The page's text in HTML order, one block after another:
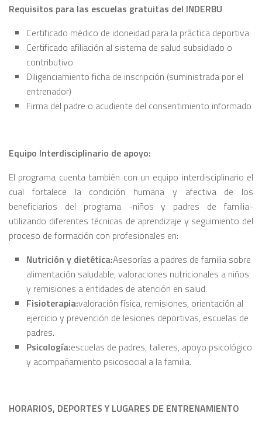
Requisitos para las escuelas gratuitas del INDERBU
Certificado médico de idoneidad para la práctica deportiva
Certificado afiliación al sistema de salud subsidiado o
contributivo
Diligenciamiento ficha de inscripción (suministrada por el
entrenador)
Firma del padre o acudiente del consentimiento informado
Equipo Interdisciplinario de apoyo:
El programa cuenta también con un equipo interdisciplinario el
cual fortalece la condición humana y afectiva de los
beneficiarios del programa -niños y padres de familia-
utilizando diferentes técnicas de aprendizaje y seguimiento del
proceso de formación con profesionales en:
Nutrición y dietética:Asesorías a padres de familia sobre
alimentación saludable, valoraciones nutricionales a niños
y remisiones a entidades de atención en salud.
Fisioterapia:valoración física, remisiones, orientación al
ejercicio y prevención de lesiones deportivas, escuelas de
padres.
Psicología:escuelas de padres, talleres, apoyo psicológico
y acompañamiento psicosocial a la familia.
HORARIOS, DEPORTES Y LUGARES DE ENTRENAMIENTO